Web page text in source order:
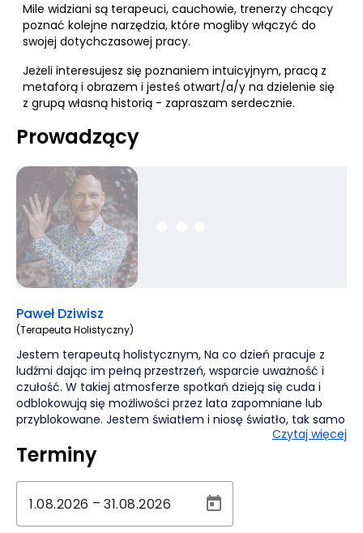
Mile widziani są terapeuci, cauchowie, trenerzy chcący
poznać kolejne narzędzia, które mogliby włączyć do
swojej dotychczasowej pracy.
Jeżeli interesujesz się poznaniem intuicyjnym, pracą z
metaforą i obrazem i jesteś otwart/a/y na dzielenie się
z grupą własną historią - zapraszam serdecznie.
Prowadzący
Paweł Dziwisz
(Terapeuta Holistyczny)
Jestem terapeutą holistycznym, Na co dzień pracuje z
ludźmi dając im pełną przestrzeń, wsparcie uważność i
czułość. W takiej atmosferze spotkań dzieją się cuda i
odblokowują się możliwości przez lata zapomniane lub
przyblokowane. Jestem światłem i niosę światło, tak samo
jak i Ty. Jestem tu po to aby przypomnieć Tobie kim tak
naprawdę jesteś i abyś mógł to przyjąć. Bazuję w dużej
mierze na pracy intuicyjnej, oraz pracy z polami
morfogenetycznymi i technikami kwantowymi. Moja
praca opiera się głównie na prowadzeniu procesu, który
Czytaj więcej
Terminy
–